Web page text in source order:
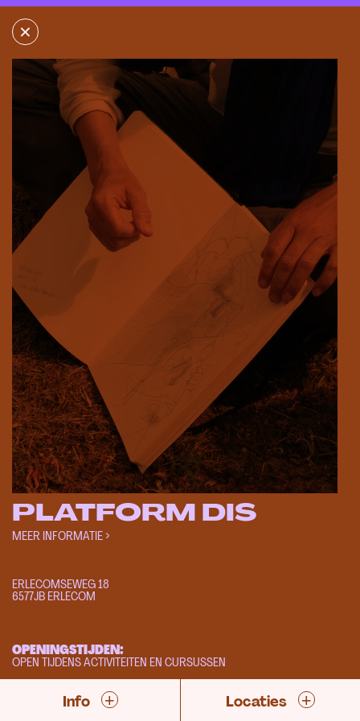
PLATFORM DIS
ERLECOMSEWEG 18
6577JB ERLECOM
MEER INFORMATIE
TOON ROUTE
×
×
PLATFORM DIS
MEER INFORMATIE >
ERLECOMSEWEG 18
6577JB ERLECOM
OPENINGSTIJDEN:
OPEN TIJDENS ACTIVITEITEN EN CURSUSSEN
Info + Locaties +